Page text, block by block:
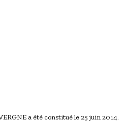
a été constitué le 25 juin 2014.